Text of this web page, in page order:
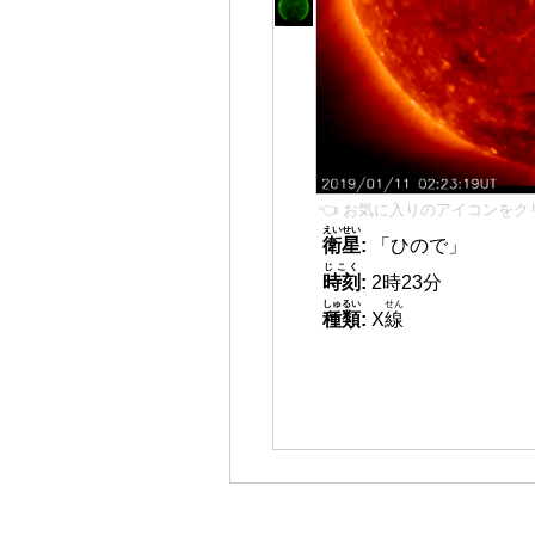
👈 お気に入りのアイコンをク
衛星
えいせい
:
「ひので」
時刻
じこく
: 2時23分
種類
しゅるい
: X線
せん